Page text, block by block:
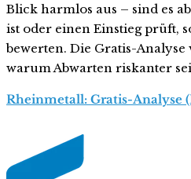
Blick harmlos aus – sind es
ist oder einen Einstieg prüft,
bewerten. Die Gratis-Analyse
warum Abwarten riskanter
Rheinmetall: Gratis-Analyse